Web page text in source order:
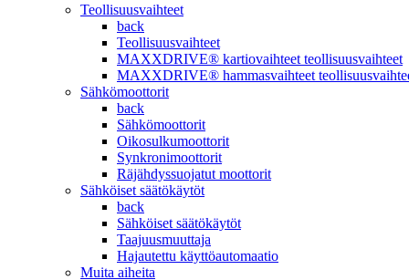
Teollisuusvaihteet
back
Teollisuusvaihteet
MAXXDRIVE® kartiovaihteet teollisuusvaihteet
MAXXDRIVE® hammasvaihteet
Sähkömoottorit
back
Sähkömoottorit
Oikosulkumoottorit
Synkronimoottorit
Räjähdyssuojatut moottorit
Sähköiset säätökäytöt
back
Sähköiset säätökäytöt
Taajuusmuuttaja
Hajautettu käyttöautomaatio
Muita aiheita